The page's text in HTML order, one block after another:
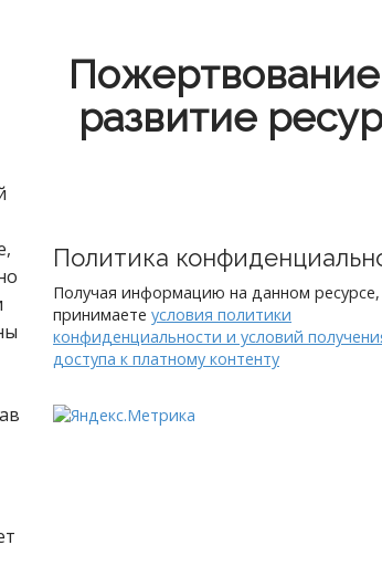
развитие
Политика
Получая информацию на данном
принимаете условия политики
конфиденциальности и условий
доступа к платному контенту